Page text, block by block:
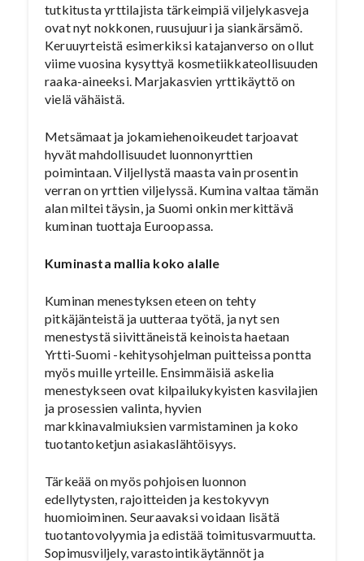
tutkitusta yrttilajista tärkeimpiä viljelykasveja
ovat nyt nokkonen, ruusujuuri ja siankärsämö.
Keruuyrteistä esimerkiksi katajanverso on ollut
viime vuosina kysyttyä kosmetiikkateollisuuden
raaka-aineeksi. Marjakasvien yrttikäyttö on
vielä vähäistä.
Metsämaat ja jokamiehenoikeudet tarjoavat
hyvät mahdollisuudet luonnonyrttien
poimintaan. Viljellystä maasta vain prosentin
verran on yrttien viljelyssä. Kumina valtaa tämän
alan miltei täysin, ja Suomi onkin merkittävä
kuminan tuottaja Euroopassa.
Kuminasta mallia koko alalle
Kuminan menestyksen eteen on tehty
pitkäjänteistä ja uutteraa työtä, ja nyt sen
menestystä siivittäneistä keinoista haetaan
Yrtti-Suomi -kehitysohjelman puitteissa pontta
myös muille yrteille. Ensimmäisiä askelia
menestykseen ovat kilpailukykyisten kasvilajien
ja prosessien valinta, hyvien
markkinavalmiuksien varmistaminen ja koko
tuotantoketjun asiakaslähtöisyys.
Tärkeää on myös pohjoisen luonnon
edellytysten, rajoitteiden ja kestokyvyn
huomioiminen. Seuraavaksi voidaan lisätä
tuotantovolyymia ja edistää toimitusvarmuutta.
Sopimusviljely, varastointikäytännöt ja